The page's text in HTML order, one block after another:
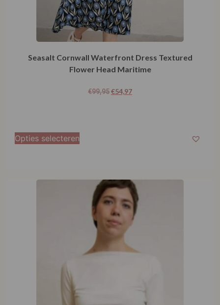
Seasalt Cornwall Waterfront Dress Textured
Flower Head Maritime
€99,95 €54,97